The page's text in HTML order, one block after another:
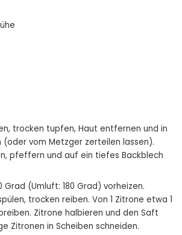
trocken tupfen, Haut entfernen und in
(oder vom Metzger zerteilen lassen).
pfeffern und auf ein tiefes Backblech
(Umluft: 180 Grad) vorheizen.
trocken reiben. Von 1 Zitrone etwa 1
Zitrone halbieren und den Saft
Zitronen in Scheiben schneiden.